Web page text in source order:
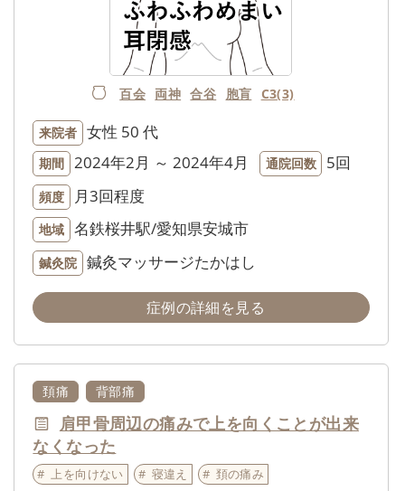
百会 両神 合谷 胞肓 C3(3)
来院者 女性 50 代
期間 2024年2月 ～ 2024年4月 通院回数 5回
頻度 月3回程度
地域 名鉄桜井駅/愛知県安城市
鍼灸院 鍼灸マッサージたかはし
症例の詳細を見る
頚痛 背部痛
肩甲骨周辺の痛みで上を向くことが出来
なくなった
上を向けない 寝違え 頚の痛み